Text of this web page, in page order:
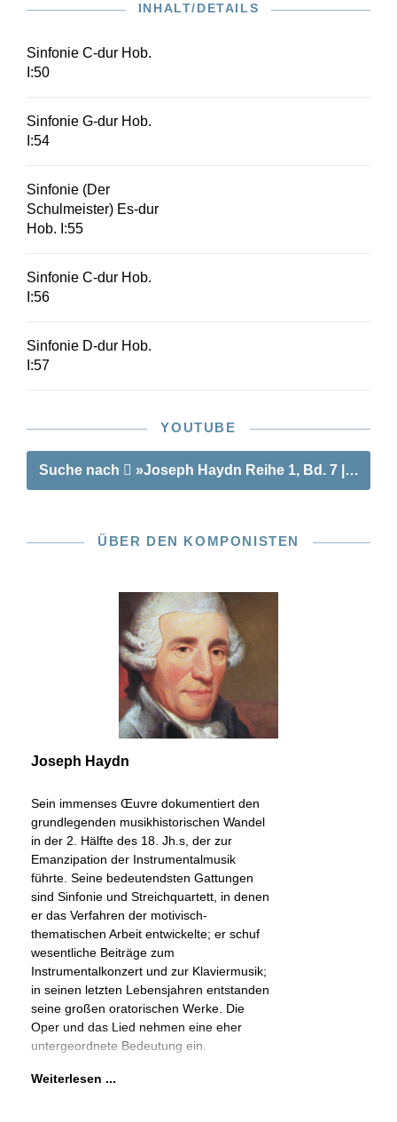
INHALT/DETAILS
Sinfonie C-dur Hob.
I:50
Sinfonie G-dur Hob.
I:54
Sinfonie (Der
Schulmeister) Es-dur
Hob. I:55
Sinfonie C-dur Hob.
I:56
Sinfonie D-dur Hob.
I:57
YOUTUBE
Suche nach »Joseph Haydn Reihe 1, Bd. 7 |
ÜBER DEN KOMPONISTEN
Joseph Haydn
Sein immenses Œuvre dokumentiert den
grundlegenden musikhistorischen Wandel
in der 2. Hälfte des 18. Jh.s, der zur
Emanzipation der Instrumentalmusik
führte. Seine bedeutendsten Gattungen
sind Sinfonie und Streichquartett, in denen
er das Verfahren der motivisch-
thematischen Arbeit entwickelte; er schuf
wesentliche Beiträge zum
Instrumentalkonzert und zur Klaviermusik;
in seinen letzten Lebensjahren entstanden
seine großen oratorischen Werke. Die
Oper und das Lied nehmen eine eher
untergeordnete Bedeutung ein.
Weiterlesen ...